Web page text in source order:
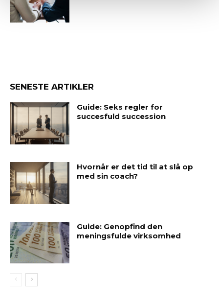
SENESTE ARTIKLER
Guide: Seks regler for
succesfuld succession
Hvornår er det tid til at slå op
med sin coach?
Guide: Genopfind den
meningsfulde virksomhed